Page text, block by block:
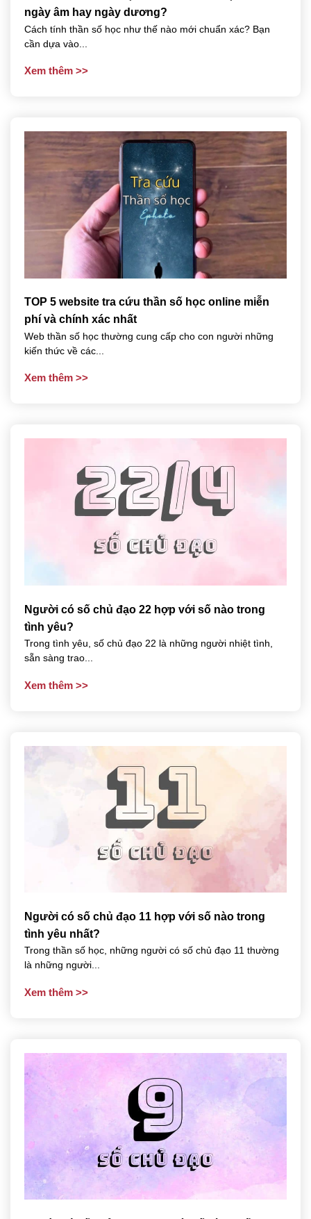
ngày âm hay ngày dương?
Cách tính thần số học như thế nào mới chuẩn xác? Bạn
cần dựa vào...
Xem thêm
TOP 5 website tra cứu thần số học online miễn
phí và chính xác nhất
Web thần số học thường cung cấp cho con người những
kiến thức về các...
Xem thêm
Người có số chủ đạo 22 hợp với số nào trong
tình yêu?
Trong tình yêu, số chủ đạo 22 là những người nhiệt tình,
sẵn sàng trao...
Xem thêm
Người có số chủ đạo 11 hợp với số nào trong
tình yêu nhất?
Trong thần số học, những người có số chủ đạo 11 thường
là những người...
Xem thêm